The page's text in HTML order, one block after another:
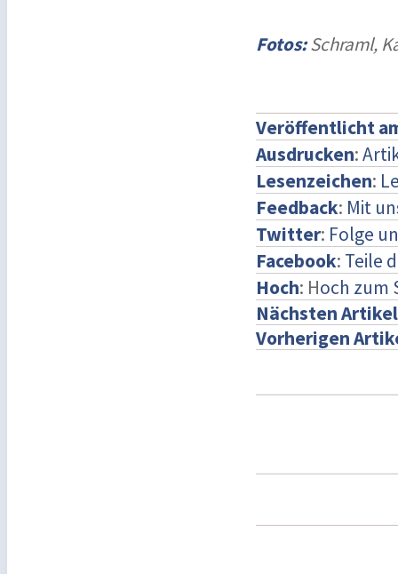
Fotos:Schraml,
Veröffentlicht
Ausdrucken:
Lesenzeichen:
Feedback: Mit
Twitter: Folge
Facebook: Teile
Hoch: Hoch zum
Nächsten Artikel
Vorherigen